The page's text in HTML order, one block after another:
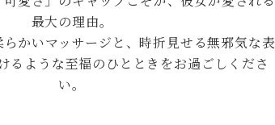
最大の理由。
かいマッサージと、時折見せる無邪気な表
るような至福のひとときをお過ごしくださ
い。